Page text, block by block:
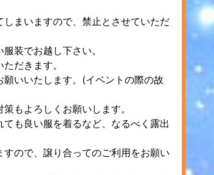
まいますので、禁止とさせていただ
装でお越し下さい。
だきます。
いいたします。(イベントの際の故
もよろしくお願いします。
も良い服を着るなど、なるべく露出
ので、譲り合ってのご利用をお願い